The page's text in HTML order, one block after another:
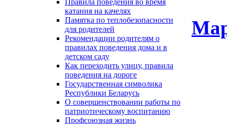
Правила поведения во время
катания на качелях
Памятка по теплобезопасности
для родителей
Рекомендации родителям о
правилах поведения дома и в
детском саду
Как переходить улицу, правила
поведения на дороге
Государственная символика
Республики Беларусь
О совершенствовании работы по
патриотическому воспитанию
Профсоюзная жизнь